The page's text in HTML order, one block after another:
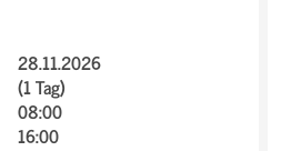
28.11.2026
(1 Tag)
08:00
16:00